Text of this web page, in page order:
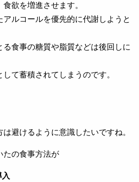
欲を増進させます。
アルコールを優先的に代謝しようと
る食事の糖質や脂質などは後回しに
て蓄積されてしまうのです。
避けるように意識したいですね。
たの食事方法が